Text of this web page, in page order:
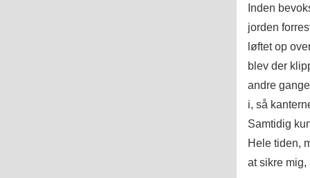
Inden
jorden
løftet op
blev der
andre
i, så
Samtidig
Hele tiden,
at sikre mig,